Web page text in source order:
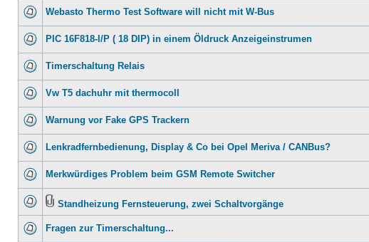
Webasto Thermo Test Software will nicht mit W-Bus
PIC 16F818-I/P ( 18 DIP) in einem Öldruck Anzeigeinstrumen
Timerschaltung Relais
Vw T5 dachuhr mit thermocoll
Warnung vor Fake GPS Trackern
Lenkradfernbedienung, Display & Co bei Opel Meriva / CANBus?
Merkwürdiges Problem beim GSM Remote Switcher
Standheizung Fernsteuerung, zwei Schaltvorgänge
Fragen zur Timerschaltung...